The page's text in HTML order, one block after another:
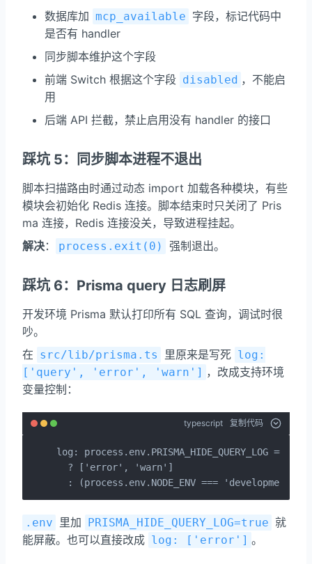
数据库加 mcp_available 字段，标记代码中
是否有 handler
同步脚本维护这个字段
前端 Switch 根据这个字段 disabled ，不能启
用
后端 API 拦截，禁止启用没有 handler 的接口
踩坑 5：同步脚本进程不退出
脚本扫描路由时通过动态 import 加载各种模块，有些
模块会初始化 Redis 连接。脚本结束时只关闭了 Pris
ma 连接，Redis 连接没关，导致进程挂起。
解决： process.exit(0) 强制退出。
踩坑 6：Prisma query 日志刷屏
开发环境 Prisma 默认打印所有 SQL 查询，调试时很
吵。
在 src/lib/prisma.ts 里原来是写死 log:
['query', 'error', 'warn'] ，改成支持环境
变量控制：
typescript 复制代码
log: process.env.PRISMA_HIDE_QUERY_LOG ===
  ? ['error', 'warn']
: (process.env.NODE_ENV === 'development'
.env 里加 PRISMA_HIDE_QUERY_LOG=true 就
能屏蔽。也可以直接改成 log: ['error'] 。